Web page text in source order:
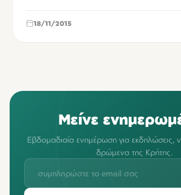
18/11/2015
Μείνε
Εβδομαδιαία ενημέρωση για εκδηλώσεις,
δρώμενα της Κρήτης.